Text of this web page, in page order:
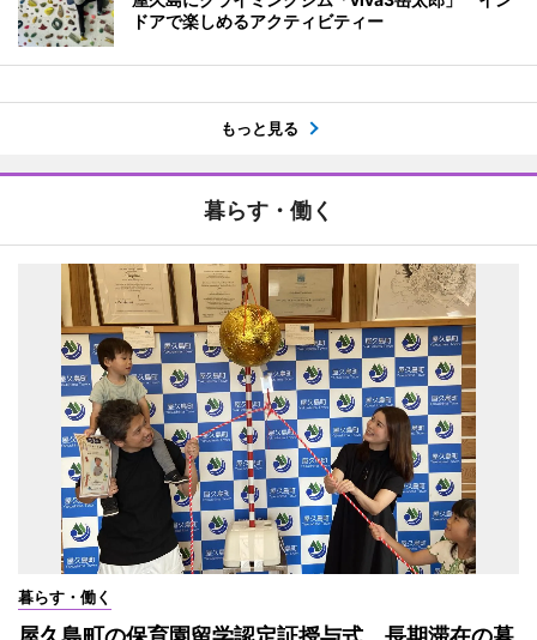
ドアで楽しめるアクティビティー
もっと見る
暮らす・働く
暮らす・働く